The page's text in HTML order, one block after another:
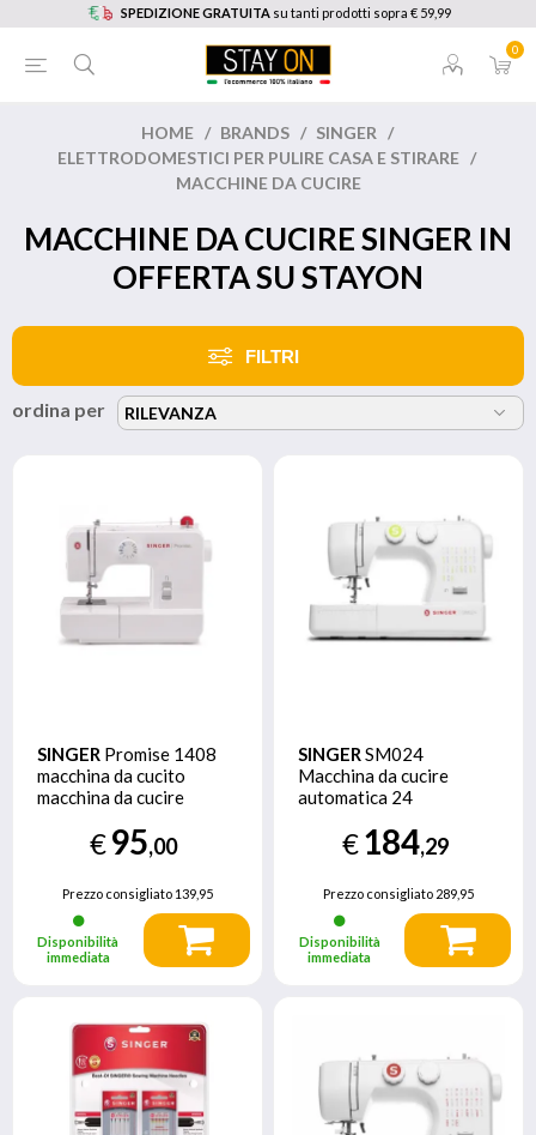
SPEDIZIONE GRATUITA su tanti prodotti sopra € 59,99
0
HOME / BRANDS / SINGER /
ELETTRODOMESTICI PER PULIRE CASA E STIRARE /
MACCHINE DA CUCIRE
MACCHINE DA CUCIRE SINGER IN
OFFERTA SU STAYON
FILTRI
ordina per
SINGER Promise 1408
macchina da cucito
macchina da cucire
operazioni braccio libero
€95,00
Prezzo consigliato139,95
Disponibilità
immediata
SINGERSM024
Macchina da cucire
automatica 24
€184,29
Prezzo consigliato 289,95
Disponibilità
immediata